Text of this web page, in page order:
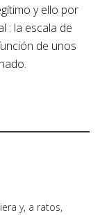
y ello por
: la escala de
de unos
y, a ratos,